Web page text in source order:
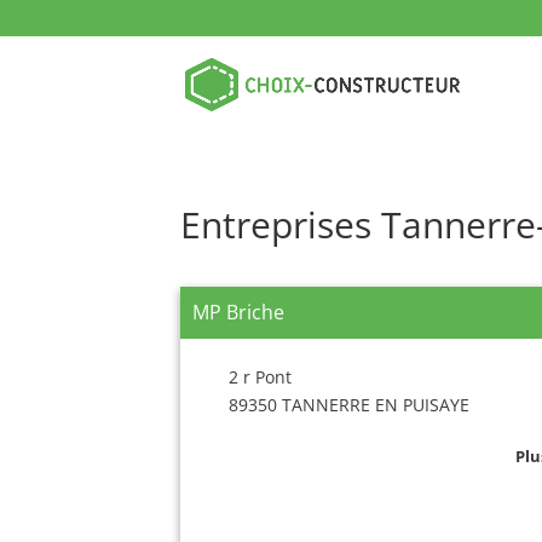
Entreprises
MP Briche
2 r Pont
89350 TANNERRE EN PUISAYE